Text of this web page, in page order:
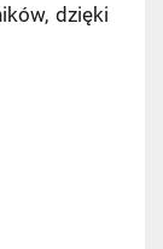
dzięki